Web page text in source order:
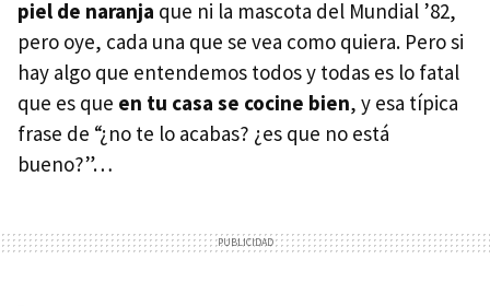
piel de naranja que ni la mascota del Mundial ’82,
pero oye, cada una que se vea como quiera. Pero si
hay algo que entendemos todos y todas es lo fatal
que es que en tu casa se cocine bien, y esa típica
frase de “¿no te lo acabas? ¿es que no está
bueno?”…